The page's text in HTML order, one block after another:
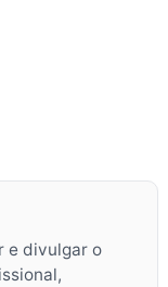
e divulgar o